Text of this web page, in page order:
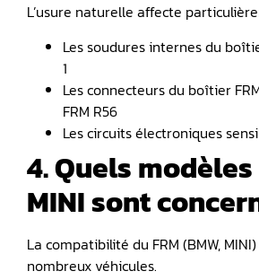
L’usure naturelle affecte
Les soudures internes du
1
Les connecteurs du boîtier
FRM R56
Les circuits électroniques
4. Quels
MINI sont
La compatibilité du FRM (BMW,
nombreux véhicules.